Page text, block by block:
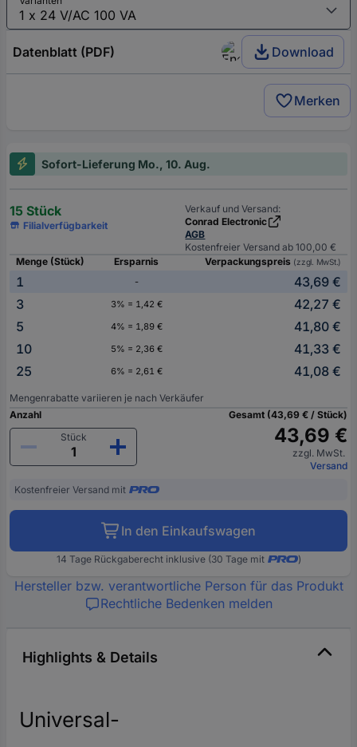
Datenblatt (PDF) Download
Merken
Sofort-Lieferung Mo., 10. Aug.
15 Stück
Filialverfügbarkeit
Verkauf und Versand:
Conrad Electronic
AGB
Kostenfreier Versand ab 100,00 €
Menge (Stück)
Ersparnis Verpackungspreis (zzgl. MwSt.)
1 -
43,69 €
3
3% = 1,42 €
42,27 €
5
4% = 1,89 €
41,80 €
10
5% = 2,36 €
41,33 €
25
6% = 2,61 € 41,08 €
Mengenrabatte variieren je nach Verkäufer
Anzahl
Stück
Gesamt (43,69 € / Stück)
43,69 €
zzgl. MwSt.
Versand
Kostenfreier Versand mit
In den Einkaufswagen
14 Tage Rückgaberecht inklusive (30 Tage mit )
Hersteller bzw. verantwortliche Person für das Produkt
Rechtliche Bedenken melden
Highlights & Details
Universal-